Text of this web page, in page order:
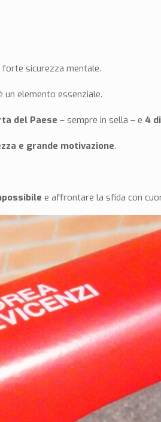
forte sicurezza mentale.
elemento essenziale.
del Paese – sempre in sella – e 4
e grande motivazione.
e affrontare la sfida con